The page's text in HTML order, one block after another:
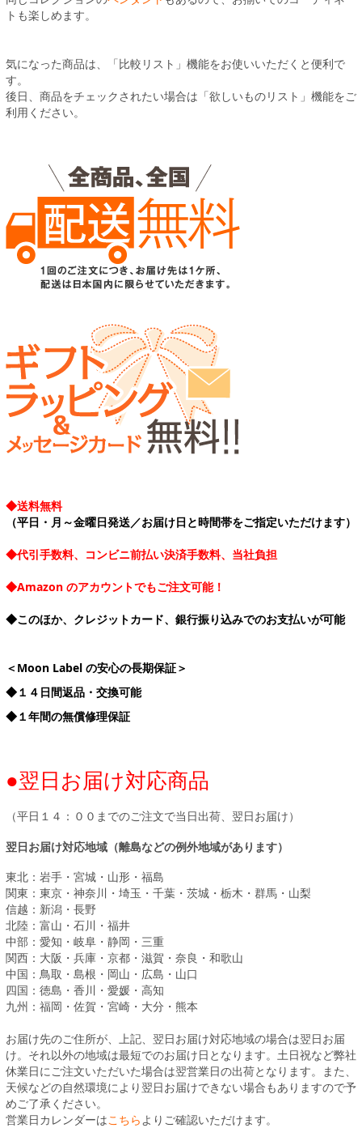
トも楽しめます。
気になった商品は、「比較リスト」機能をお使いいただくと便利で
す。
後日、商品をチェックされたい場合は「欲しいものリスト」機能をご
利用ください。
◆送料無料
（平日・月～金曜日発送／お届け日と時間帯をご指定いただけます）
◆代引手数料、コンビニ前払い決済手数料、当社負担
◆Amazon のアカウントでもご注文可能！
◆このほか、クレジットカード、銀行振り込みでのお支払いが可能
＜Moon Label の安心の長期保証＞
◆１４日間返品・交換可能
◆１年間の無償修理保証
●翌日お届け対応商品
（平日１４：００までのご注文で当日出荷、翌日お届け）
翌日お届け対応地域（離島などの例外地域があります）
東北：岩手・宮城・山形・福島
関東：東京・神奈川・埼玉・千葉・茨城・栃木・群馬・山梨
信越：新潟・長野
北陸：富山・石川・福井
中部：愛知・岐阜・静岡・三重
関西：大阪・兵庫・京都・滋賀・奈良・和歌山
中国：鳥取・島根・岡山・広島・山口
四国：徳島・香川・愛媛・高知
九州：福岡・佐賀・宮崎・大分・熊本
お届け先のご住所が、上記、翌日お届け対応地域の場合は翌日お届
け。それ以外の地域は最短でのお届け日となります。土日祝など弊社
休業日にご注文いただいた場合は翌営業日の出荷となります。また、
天候などの自然環境により翌日お届けできない場合もありますので予
めご了承ください。
営業日カレンダーはこちら よりご確認いただけます。